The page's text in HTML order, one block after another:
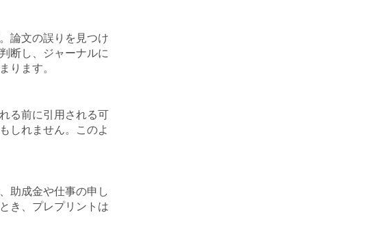
論文の誤りを見つけ
断し、ジャーナルに
ます。
る前に引用される可
しれません。このよ
助成金や仕事の申し
き、プレプリントは